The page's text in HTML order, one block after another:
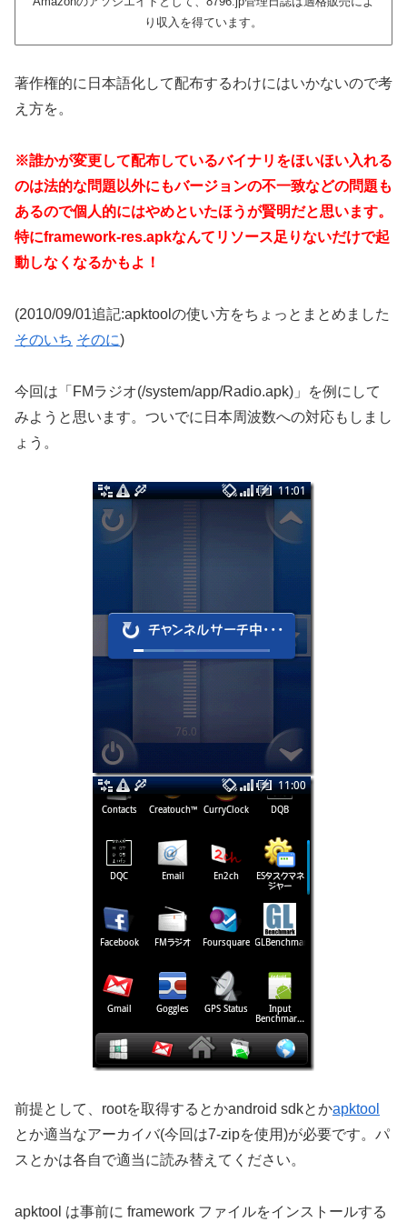
り収入を得ています。
著作権的に日本語化して配布するわけにはいかないので考
※誰かが変更して配布しているバイナリをほいほい入れる
のは法的な問題以外にもバージョンの不一致などの問題も
あるので個人的にはやめといたほうが賢明だと思います。
特にframework-res.apkなんてリソース足りないだけで起
(2010/09/01追記:apktoolの使い方をちょっとまとめました
そのに)
今回は「FMラジオ(/system/app/Radio.apk)」を例にして
みようと思います。ついでに日本周波数への対応もしまし